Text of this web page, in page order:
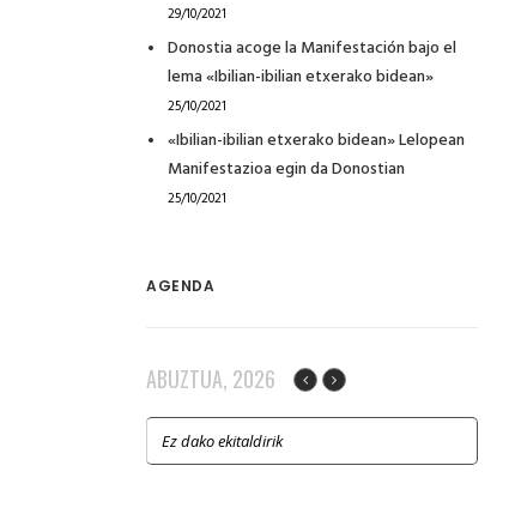
29/10/2021
Donostia acoge la Manifestación bajo el
lema «Ibilian-ibilian etxerako bidean»
25/10/2021
«Ibilian-ibilian etxerako bidean» Lelopean
Manifestazioa egin da Donostian
25/10/2021
AGENDA
ABUZTUA, 2026
Ez dako ekitaldirik